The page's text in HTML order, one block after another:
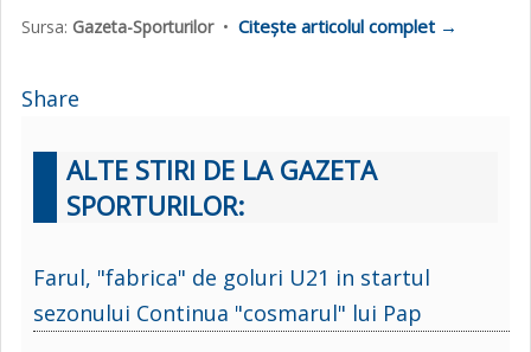
Sursa: Gazeta-Sporturilor• Citește articolul complet →
Share
ALTE STIRI DE LA GAZETA
SPORTURILOR:
Farul, "fabrica" de goluri U21 in startul
sezonului Continua "cosmarul" lui Pap